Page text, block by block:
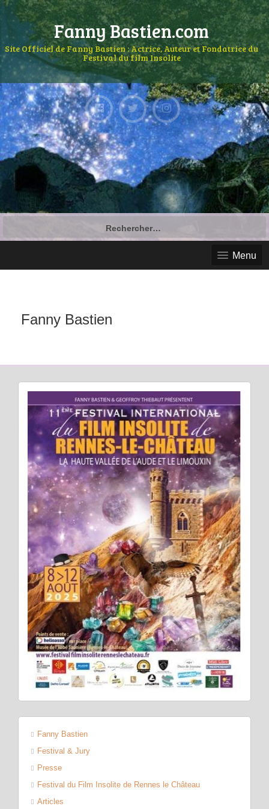
Fanny Bastien.com
Site Officiel de Fanny Bastien : Actrice, Auteur et Fondatrice du
Festival du film Insolite
Menu
Fanny Bastien
Fanny Bastien
Festival & Jury
Presse
Festival du Film Insolite de Rennes le Château
Articles